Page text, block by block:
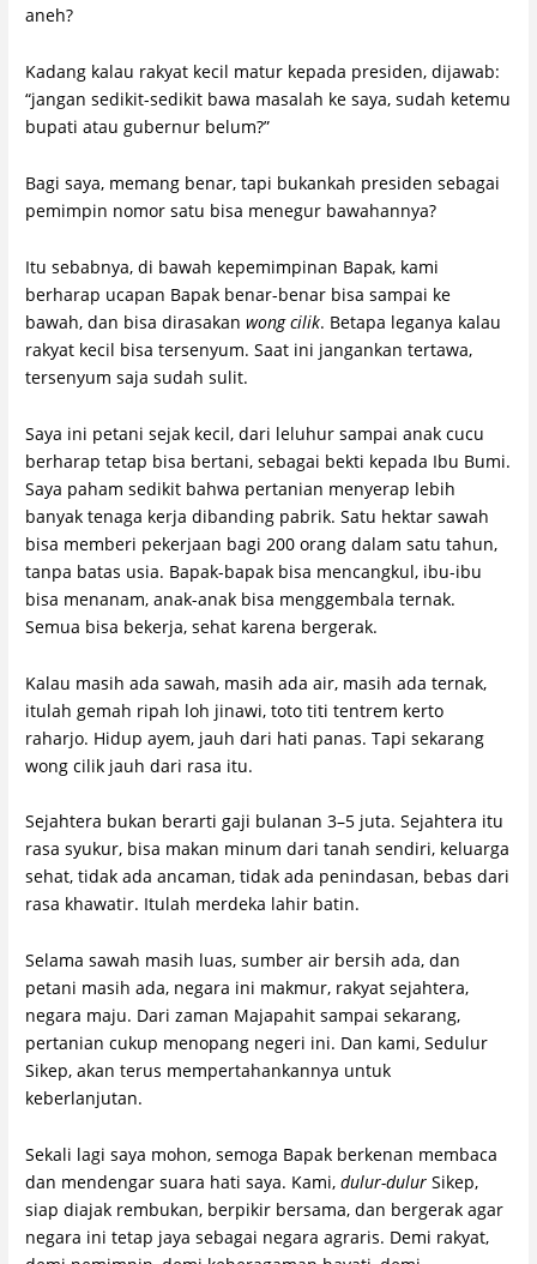
aneh?
Kadang kalau rakyat kecil matur kepada presiden, dijawab:
“jangan sedikit-sedikit bawa masalah ke saya, sudah ketemu
bupati atau gubernur belum?”
Bagi saya, memang benar, tapi bukankah presiden sebagai
pemimpin nomor satu bisa menegur bawahannya?
Itu sebabnya, di bawah kepemimpinan Bapak, kami
berharap ucapan Bapak benar-benar bisa sampai ke
bawah, dan bisa dirasakanwong cilik. Betapa leganya kalau
rakyat kecil bisa tersenyum. Saat ini jangankan tertawa,
tersenyum saja sudah sulit.
Saya ini petani sejak kecil, dari leluhur sampai anak cucu
berharap tetap bisa bertani, sebagai bekti kepada Ibu Bumi.
Saya paham sedikit bahwa pertanian menyerap lebih
banyak tenaga kerja dibanding pabrik. Satu hektar sawah
bisa memberi pekerjaan bagi 200 orang dalam satu tahun,
tanpa batas usia. Bapak-bapak bisa mencangkul, ibu-ibu
bisa menanam, anak-anak bisa menggembala ternak.
Semua bisa bekerja, sehat karena bergerak.
Kalau masih ada sawah, masih ada air, masih ada ternak,
itulah gemah ripah loh jinawi, toto titi tentrem kerto
raharjo. Hidup ayem, jauh dari hati panas. Tapi sekarang
wong cilik jauh dari rasa itu.
Sejahtera bukan berarti gaji bulanan 3–5 juta. Sejahtera itu
rasa syukur, bisa makan minum dari tanah sendiri, keluarga
sehat, tidak ada ancaman, tidak ada penindasan, bebas dari
rasa khawatir. Itulah merdeka lahir batin.
Selama sawah masih luas, sumber air bersih ada, dan
petani masih ada, negara ini makmur, rakyat sejahtera,
negara maju. Dari zaman Majapahit sampai sekarang,
pertanian cukup menopang negeri ini. Dan kami, Sedulur
Sikep, akan terus mempertahankannya untuk
keberlanjutan.
Sekali lagi saya mohon, semoga Bapak berkenan membaca
dan mendengar suara hati saya. Kami,dulur-dulurSikep,
siap diajak rembukan, berpikir bersama, dan bergerak agar
negara ini tetap jaya sebagai negara agraris. Demi rakyat,